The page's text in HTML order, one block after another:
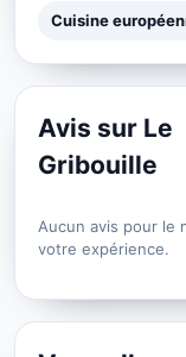
Cuisine
Avis sur Le
Gribouille
Aucun avis pour le
votre expérience.